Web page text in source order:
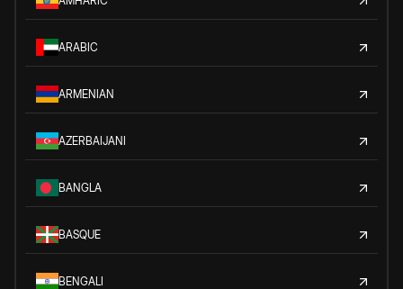
ARABIC
ARMENIAN
AZERBAIJANI
BANGLA
BASQUE
BENGALI